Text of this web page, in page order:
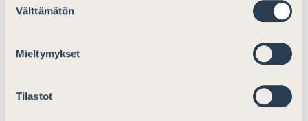
valinta
Välttämätön
Mieltymykset
Tilastot
taksaa alemmalla hinnalla itse maksavien asiakkaiden
toimeksiantoja hoitavien oikeusaputoimistojen kanssa
vastaan oikeutettujen asiakkaiden, joilla on
oikeusturvavakuutus, pääsemistä oikeusaputoimiston